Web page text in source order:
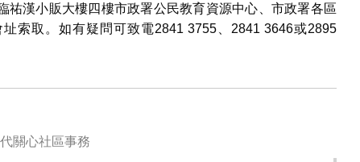
漢小販大樓四樓市政署公民教育資源中心、市政署各區
索取。如有疑問可致電2841 3755、2841 3646或2895
關心社區事務